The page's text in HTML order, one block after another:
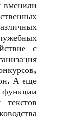
вменили
с
А еще
текстов